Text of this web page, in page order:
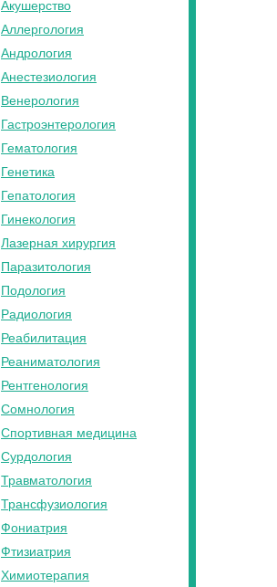
Акушерство
Аллергология
Андрология
Анестезиология
Венерология
Гастроэнтерология
Гематология
Генетика
Гепатология
Гинекология
Лазерная хирургия
Паразитология
Подология
Радиология
Реабилитация
Реаниматология
Рентгенология
Сомнология
Спортивная медицина
Сурдология
Травматология
Трансфузиология
Фониатрия
Фтизиатрия
Химиотерапия